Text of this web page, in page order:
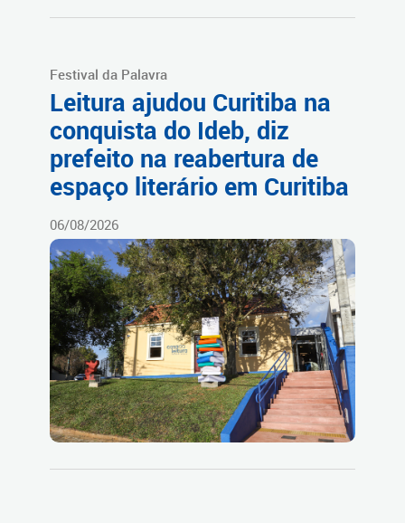
Festival da Palavra
Leitura ajudou Curitiba na
conquista do Ideb, diz
prefeito na reabertura de
espaço literário em Curitiba
06/08/2026